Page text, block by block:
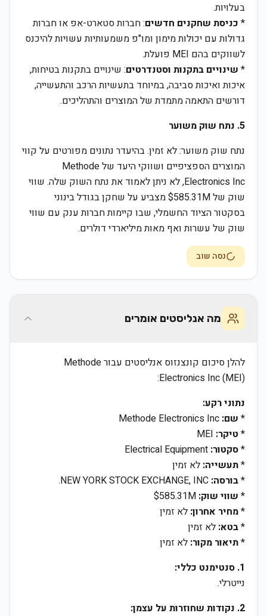
בעלויות.
* כניסת שחקנים חדשים: חברות סטארט-אפ או חברות
גדולות עם יכולות מימון ומו"פ משמעותיות עשויות להיכנס
לשווקים בהם MEI פועלת.
* שינויים בתקנות וסטנדרטים: שינויים בתקנות בטיחות,
איכות ואיכות סביבה, במיוחד בתעשיות הרכב והתעשייה,
דורשים התאמה מתמדת של המוצרים והתהליכים.
5. נתח שוק משוער
נתח שוק משוער: לא זמין. בהיעדר נתונים מפורטים על קווי
המוצרים הספציפיים ושווקי היעד של Methode
Electronics Inc, לא ניתן לאמוד את נתח השוק שלה. שווי
שוק של $585.31M מצביע על שחקן בגודל בינוני
בסקטור הציוד החשמלי, שבו קיימות חברות ענק עם שווי
שוק של עשרות ואף מאות מיליארדי דולרים.
נסה שוב
מה אנליסטים אומרים
להלן סיכום קונצנזוס אנליסטים עבור Methode
Electronics Inc (MEI):
נתוני רקע:
* שם:
* טיקר:
*סקטור:
*תעשייה: לא זמין
*בורסה:
* שווי שוק:
*מחיר אחרון: לא זמין
*בטא: לא זמין
*תיאור מקור: לא זמין
1. סנטימנט כללי:
נייטרלי.
2. נקודות שחוזרות על עצמן: